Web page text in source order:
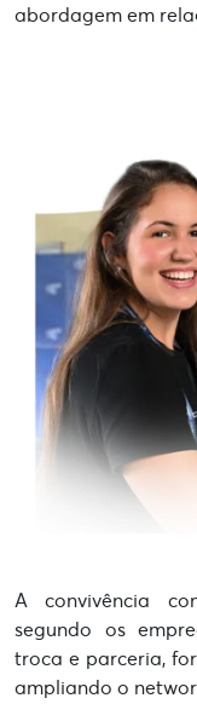
abordagem em
A convivência
segundo os
troca e parceria,
ampliando o